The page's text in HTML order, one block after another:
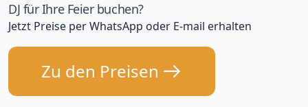
DJ für Ihre Feier buchen?
Jetzt Preise per WhatsApp oder E-mail erhalten
Zu den Preisen